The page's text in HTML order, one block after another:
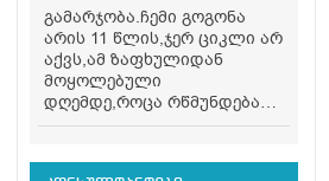
შეიძლება უფრო თხელი
იყოს,ცოტა,დღეში ერთხ3ლ
გადის,უკვე მესამე გასვლაც
ასეთია და გვეშინია რამე
არ
გამოგვეპროს,საყურადღებო
აღებინებს,ცოტას ჭამაზე
გამარჯობა.ჩემი გოგონა
არის 11 წლის,ჯერ ციკლი არ
აქვს,ამ ზაფხულიდან
მოყოლებული
დღემდე,როცა რწმუნდება
რომ გვძინავს ყველას
ოთახში გვძინავს,უბრალოდ